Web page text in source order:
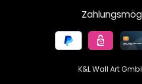
K&L Wall Art